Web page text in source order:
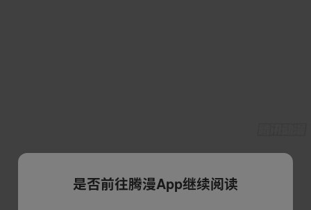
是否前往腾漫App继续阅读